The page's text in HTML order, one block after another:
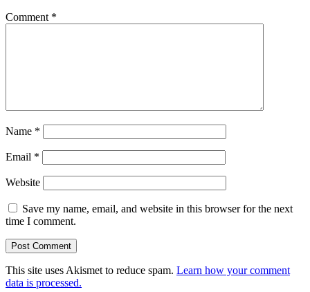
Comment *
Name *
Email *
Website
Save my name, email, and website in this browser for the next
time I comment.
This site uses Akismet to reduce spam. Learn how your comment
data is processed.